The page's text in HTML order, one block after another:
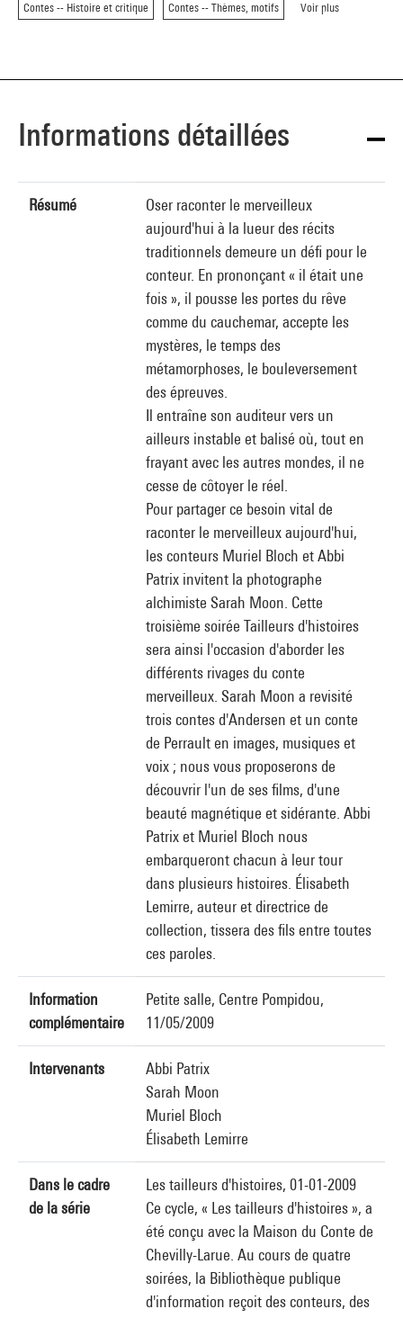
Contes -- Histoire et critique Contes -- Thèmes, motifs Voir plus
Informations détaillées
Résumé
Oser raconter le merveilleux
aujourd'hui à la lueur des récits
traditionnels demeure un défi pour le
conteur. En prononçant « il était une
fois », il pousse les portes du rêve
comme du cauchemar, accepte les
mystères, le temps des
métamorphoses, le bouleversement
des épreuves.
Il entraîne son auditeur vers un
ailleurs instable et balisé où, tout en
frayant avec les autres mondes, il ne
cesse de côtoyer le réel.
Pour partager ce besoin vital de
raconter le merveilleux aujourd'hui,
les conteurs Muriel Bloch et Abbi
Patrix invitent la photographe
alchimiste Sarah Moon. Cette
troisième soirée Tailleurs d'histoires
sera ainsi l'occasion d'aborder les
différents rivages du conte
merveilleux. Sarah Moon a revisité
trois contes d'Andersen et un conte
de Perrault en images, musiques et
voix ; nous vous proposerons de
découvrir l'un de ses films, d'une
beauté magnétique et sidérante. Abbi
Patrix et Muriel Bloch nous
embarqueront chacun à leur tour
dans plusieurs histoires. Élisabeth
Lemirre, auteur et directrice de
collection, tissera des fils entre toutes
ces paroles.
Information
complémentaire
Petite salle, Centre Pompidou,
11/05/2009
Intervenants
Abbi Patrix
Sarah Moon
Muriel Bloch
Élisabeth Lemirre
Dans le cadre
de la série
Les tailleurs d'histoires, 01-01-2009
Ce cycle, « Les tailleurs d'histoires », a
été conçu avec la Maison du Conte de
Chevilly-Larue. Au cours de quatre
soirées, la Bibliothèque publique
d'information reçoit des conteurs, des